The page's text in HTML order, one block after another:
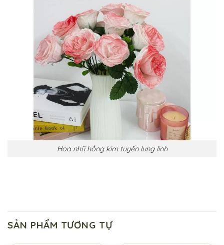
Hoa nhũ hồng kim tuyến lung linh
SẢN PHẨM TƯƠNG TỰ